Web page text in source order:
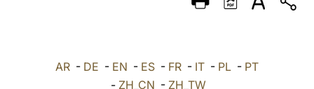
AR - DE - EN - ES - FR - IT - PL - PT
- ZH_CN - ZH_TW